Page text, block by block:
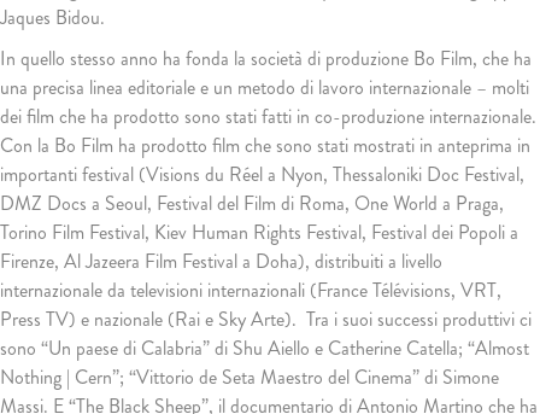
Jaques Bidou.
In quello stesso anno ha fonda la società di produzione Bo Film, che ha
una precisa linea editoriale e un metodo di lavoro internazionale – molti
dei film che ha prodotto sono stati fatti in co-produzione internazionale.
Con la Bo Film ha prodotto film che sono stati mostrati in anteprima in
importanti festival (Visions du Réel a Nyon, Thessaloniki Doc Festival,
DMZ Docs a Seoul, Festival del Film di Roma, One World a Praga,
Torino Film Festival, Kiev Human Rights Festival, Festival dei Popoli a
Firenze, Al Jazeera Film Festival a Doha), distribuiti a livello
internazionale da televisioni internazionali (France Télévisions, VRT,
Press TV) e nazionale (Rai e Sky Arte). Tra i suoi successi produttivi ci
sono “Un paese di Calabria” di Shu Aiello e Catherine Catella; “Almost
Nothing | Cern”; “Vittorio de Seta Maestro del Cinema” di Simone
Massi. E “The Black Sheep”, il documentario di Antonio Martino che ha